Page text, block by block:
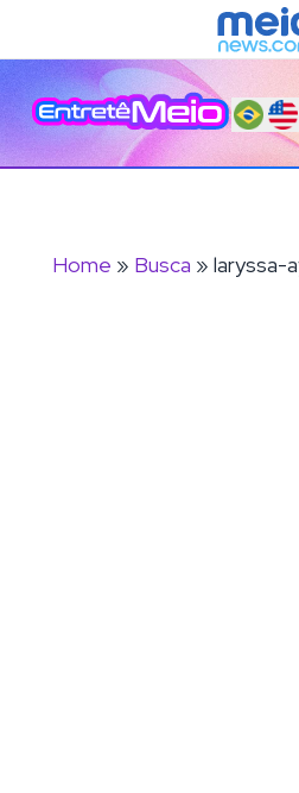
Home » Busca » laryssa-